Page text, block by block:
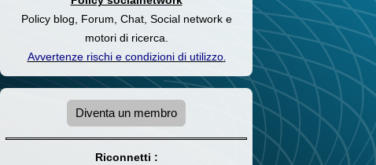
Policy blog, Forum, Chat, Social network e
motori di ricerca.
Avvertenze rischi e condizioni di utilizzo.
Diventa un membro
Riconnetti :